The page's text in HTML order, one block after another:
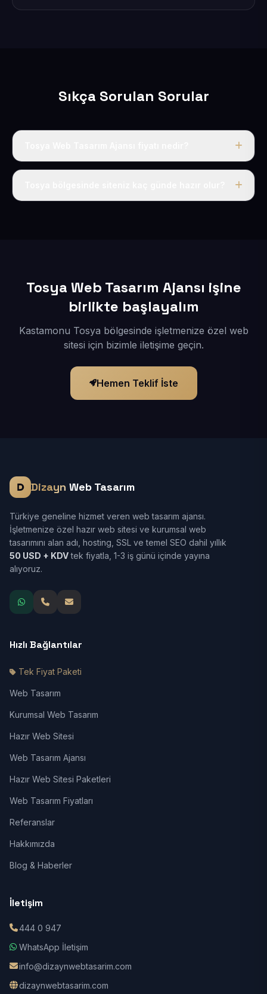
Sıkça Sorulan Sorular
Tek fiyat uygulanır: yıllık 50 USD + KDV. Bu bedele alan
Tosya Web Tasarım Ajansı işine
birlikte başlayalım
Kastamonu Tosya bölgesinde işletmenize özel web
sitesi için bizimle iletişime geçin.
Hemen Teklif İste
Dizayn Web Tasarım
Türkiye geneline hizmet veren web tasarım ajansı.
İşletmenize özel hazır web sitesi ve kurumsal web
tasarımını alan adı, hosting, SSL ve temel SEO dahil yıllık
50 USD + KDVtek fiyatla, 1-3 iş günü içinde yayına
alıyoruz.
Hızlı Bağlantılar
Tek Fiyat Paketi
Web Tasarım
Kurumsal Web Tasarım
Hazır Web Sitesi
Web Tasarım Ajansı
Hazır Web Sitesi Paketleri
Web Tasarım Fiyatları
Referanslar
Hakkımızda
Blog & Haberler
İletişim
444 0 947
WhatsApp İletişim
info@dizaynwebtasarim.com
dizaynwebtasarim.com